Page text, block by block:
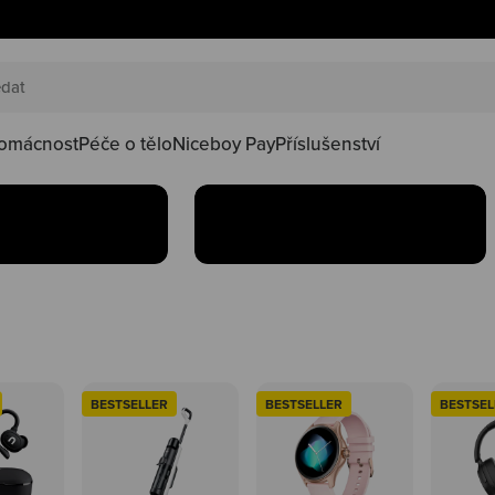
Péče o těloNiceboy PayPříslušenství
happy
ve
Oblíbené produkty teď
Koupit
BESTSELLER BESTSELLER